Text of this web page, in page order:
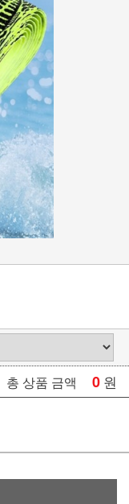
총 상품 금액 0 원